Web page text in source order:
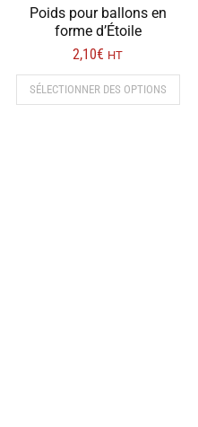
Poids pour ballons en
forme d’Étoile
2,10€ HT
SÉLECTIONNER DES OPTIONS